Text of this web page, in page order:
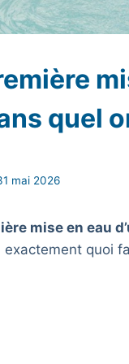
quel
mai 2026
mise en eau
quoi